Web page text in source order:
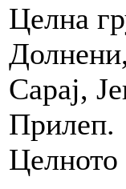
Целна
Сарај,
Прилеп.
Целното